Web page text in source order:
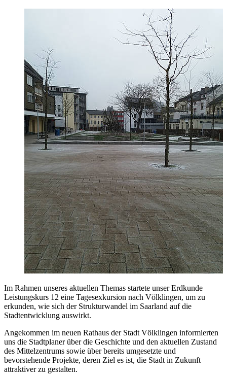
Im Rahmen unseres aktuellen Themas startete unser Erdkunde
Leistungskurs 12 eine Tagesexkursion nach Völklingen, um zu
erkunden, wie sich der Strukturwandel im Saarland auf die
Stadtentwicklung auswirkt.
Angekommen im neuen Rathaus der Stadt Völklingen informierten
uns die Stadtplaner über die Geschichte und den aktuellen Zustand
des Mittelzentrums sowie über bereits umgesetzte und
bevorstehende Projekte, deren Ziel es ist, die Stadt in Zukunft
attraktiver zu gestalten.